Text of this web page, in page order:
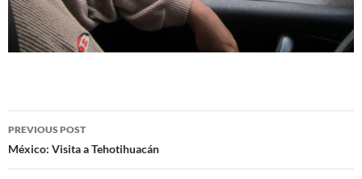
Post
navigation
PREVIOUS POST
México: Visita a Tehotihuacán